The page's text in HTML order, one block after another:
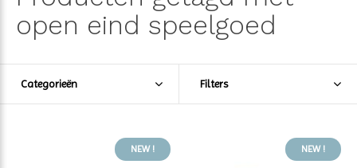
open eind speelgoed
Categorieën Filters
NEW ! NEW !